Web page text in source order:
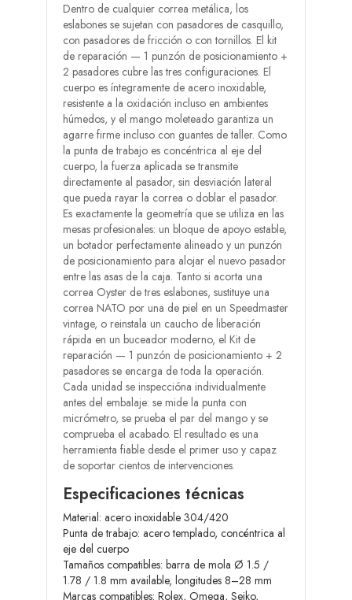
Dentro de cualquier correa metálica, los
eslabones se sujetan con pasadores de casquillo,
con pasadores de fricción o con tornillos. El kit
de reparación — 1 punzón de posicionamiento +
2 pasadores cubre las tres configuraciones. El
cuerpo es íntegramente de acero inoxidable,
resistente a la oxidación incluso en ambientes
húmedos, y el mango moleteado garantiza un
agarre firme incluso con guantes de taller. Como
la punta de trabajo es concéntrica al eje del
cuerpo, la fuerza aplicada se transmite
directamente al pasador, sin desviación lateral
que pueda rayar la correa o doblar el pasador.
Es exactamente la geometría que se utiliza en las
mesas profesionales: un bloque de apoyo estable,
un botador perfectamente alineado y un punzón
de posicionamiento para alojar el nuevo pasador
entre las asas de la caja. Tanto si acorta una
correa Oyster de tres eslabones, sustituye una
correa NATO por una de piel en un Speedmaster
vintage, o reinstala un caucho de liberación
rápida en un buceador moderno, el Kit de
reparación — 1 punzón de posicionamiento + 2
pasadores se encarga de toda la operación.
Cada unidad se inspeccióna individualmente
antes del embalaje: se mide la punta con
micrómetro, se prueba el par del mango y se
comprueba el acabado. El resultado es una
herramienta fiable desde el primer uso y capaz
de soportar cientos de intervenciones.
Especificaciones técnicas
Material: acero inoxidable 304/420
Punta de trabajo: acero templado, concéntrica al
eje del cuerpo
Tamaños compatibles: barra de mola Ø 1.5 /
1.78 / 1.8 mm available, longitudes 8–28 mm
Marcas compatibles: Rolex, Omega, Seiko,